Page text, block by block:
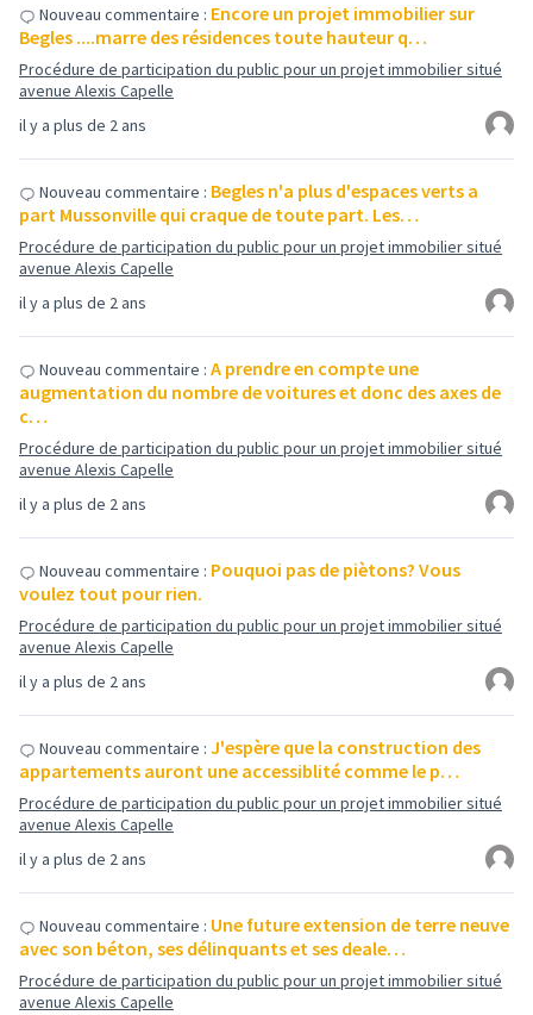
il y a plus de 2 ans
Nouveau commentaire : Encore un projet immobilier sur
Begles ....marre des résidences toute hauteur q…
Procédure de participation du public pour un projet immobilier situé
avenue Alexis Capelle
il y a plus de 2 ans
Nouveau commentaire : Begles n'a plus d'espaces verts a
part Mussonville qui craque de toute part. Les…
Procédure de participation du public pour un projet immobilier situé
avenue Alexis Capelle
il y a plus de 2 ans
Nouveau commentaire : A prendre en compte une
augmentation du nombre de voitures et donc des axes de
c…
Procédure de participation du public pour un projet immobilier situé
avenue Alexis Capelle
il y a plus de 2 ans
Nouveau commentaire : Pouquoi pas de piètons? Vous
voulez tout pour rien.
Procédure de participation du public pour un projet immobilier situé
avenue Alexis Capelle
il y a plus de 2 ans
Nouveau commentaire : J'espère que la construction des
appartements auront une accessiblité comme le p…
Procédure de participation du public pour un projet immobilier situé
avenue Alexis Capelle
Nouveau commentaire : Une future extension de terre neuve
avec son béton, ses délinquants et ses deale…
Procédure de participation du public pour un projet immobilier situé
avenue Alexis Capelle